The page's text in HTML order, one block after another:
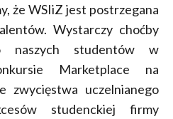
że WSIiZ jest postrzegana
Wystarczy choćby
naszych studentów w
Marketplace na
zwycięstwa uczelnianego
studenckiej firmy